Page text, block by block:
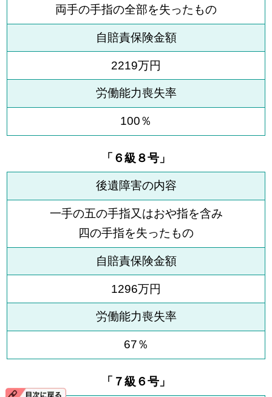
両手の手指の全部を失ったもの
自賠責保険金額
2219万円
労働能力喪失率
100％
「６級８号」
後遺障害の内容
一手の五の手指又はおや指を含み
四の手指を失ったもの
自賠責保険金額
1296万円
労働能力喪失率
67％
「７級６号」